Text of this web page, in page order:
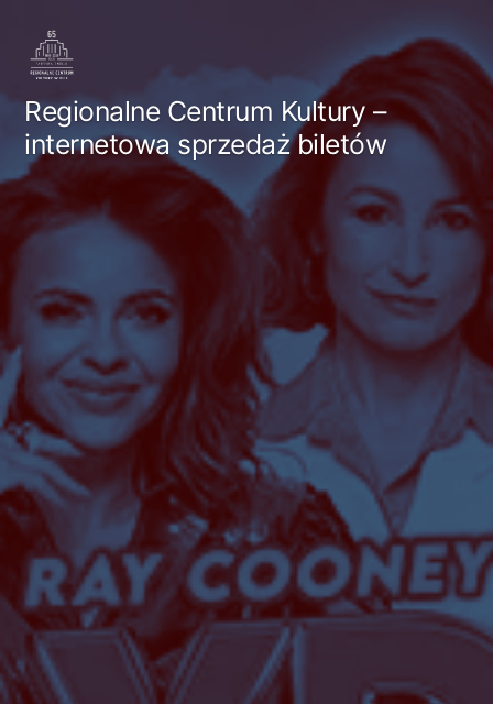
treściRegionalne Centrum Kultury –
internetowa sprzedaż biletów